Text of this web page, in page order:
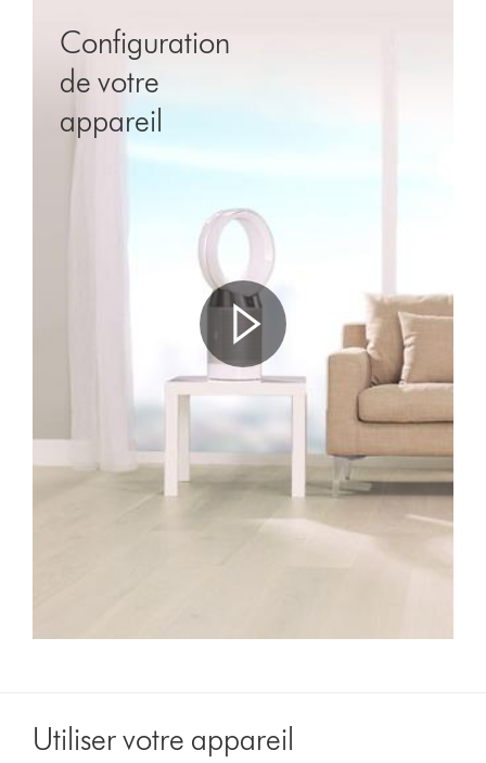
Configuration
de votre
appareil
Ouvrir
transcription
de
la
vidéo
Utiliser votre appareil